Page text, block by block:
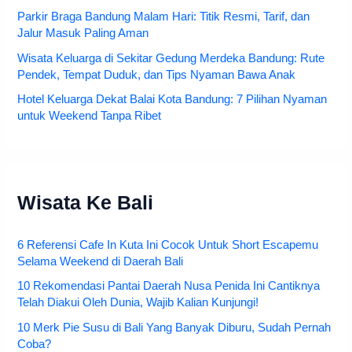
Parkir Braga Bandung Malam Hari: Titik Resmi, Tarif, dan
Jalur Masuk Paling Aman
Wisata Keluarga di Sekitar Gedung Merdeka Bandung: Rute
Pendek, Tempat Duduk, dan Tips Nyaman Bawa Anak
Hotel Keluarga Dekat Balai Kota Bandung: 7 Pilihan Nyaman
untuk Weekend Tanpa Ribet
Wisata Ke Bali
6 Referensi Cafe In Kuta Ini Cocok Untuk Short Escapemu
Selama Weekend di Daerah Bali
10 Rekomendasi Pantai Daerah Nusa Penida Ini Cantiknya
Telah Diakui Oleh Dunia, Wajib Kalian Kunjungi!
10 Merk Pie Susu di Bali Yang Banyak Diburu, Sudah Pernah
Coba?